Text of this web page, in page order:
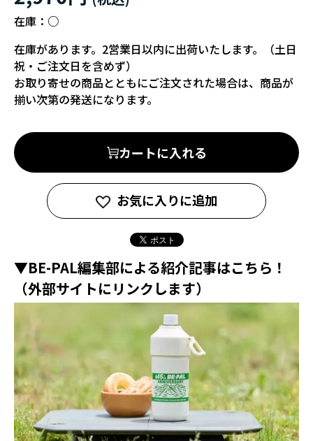
在庫： ○
在庫があります。2営業日以内に出荷いたします。（土日
祝・ご注文日を含めず）
お取り寄せの商品とともにご注文された場合は、商品が
揃い次第の発送になります。
カートに入れる
お気に入りに追加
▼BE-PAL編集部による紹介記事はこちら！
（外部サイトにリンクします）